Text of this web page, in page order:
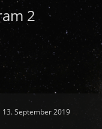
2
13. September 2019